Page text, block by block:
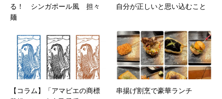
る！ シンガポール風 担々
麺
自分が正しいと思い込むこと
【コラム】「アマビエの商標
串揚げ割烹で豪華ランチ